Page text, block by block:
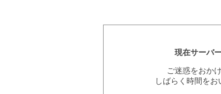
現在サーバ
ご迷惑をおか
しばらく時間を